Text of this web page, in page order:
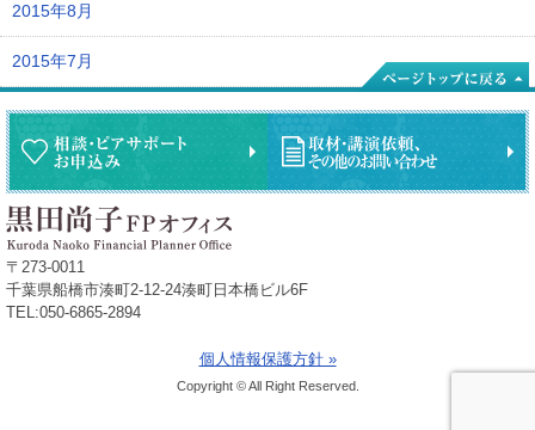
2015年8月
2015年7月
〒273-0011
千葉県船橋市湊町2-12-24湊町日本橋ビル6F
TEL:050-6865-2894
個人情報保護方針 »
Copyright © All Right Reserved.